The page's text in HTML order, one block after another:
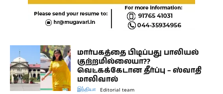
மார்பகத்தை பிடிப்பது பாலியல்
குற்றமில்லையா??
வெட்கக்கேடான தீர்ப்பு – ஸ்வாதி
மாலிவால்
இந்தியா Editorial team